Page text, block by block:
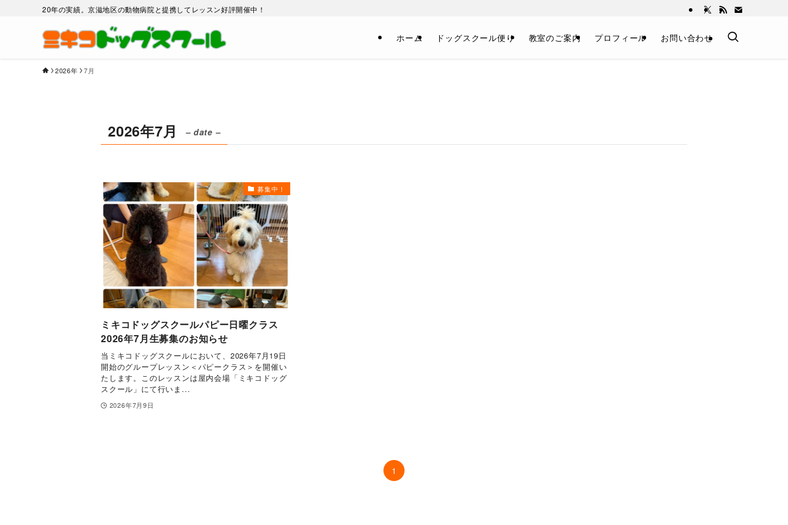
20年の実績。京滋地区の動物病院と提携してレッスン好評開催中！
ホーム ドッグスクール便り 教室のご案内 プロフィール お問い合わせ
2026年 7月
2026年7月 – date –
募集中！
ミキコドッグスクールパピー日曜クラス
2026年7月生募集のお知らせ
当ミキコドッグスクールにおいて、2026年7月19日
開始のグループレッスン＜パピークラス＞を開催い
たします。このレッスンは屋内会場「ミキコドッグ
スクール」にて行いま...
2026年7月9日
1